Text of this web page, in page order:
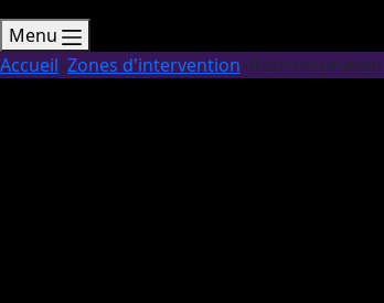
Menu
Accueil Zones d'intervention